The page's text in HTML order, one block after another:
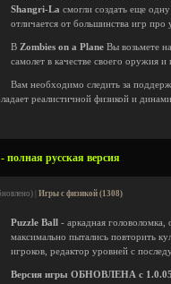
Shangri-La смогли создать еще
отличается от большинства игр
В Zombies on a Plane Вы возьмете
самолет в качестве своего оружия
Вам необходимо следить за
реалистичной физикой и
полная русская версия
| Игры с физикой (1308)
Puzzle Ball - аркадная головоломка,
максимально пытались повторить
игроков, редактор уровней с
Версия игры ОБНОВЛЕНА с